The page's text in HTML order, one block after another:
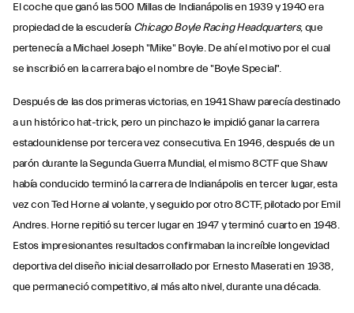
El coche que ganó las 500 Millas de Indianápolis en 1939 y 1940 era
propiedad de la escudería ChicagoBoyle Racing Headquarters, que
pertenecía a Michael Joseph "Mike" Boyle. De ahí el motivo por el cual
se inscribió en la carrera bajo el nombre de "Boyle Special".
Después de las dos primeras victorias, en 1941 Shaw parecía destinado
a un histórico hat-trick, pero un pinchazo le impidió ganar la carrera
estadounidense por tercera vez consecutiva. En 1946, después de un
parón durante la Segunda Guerra Mundial, el mismo 8CTF que Shaw
había conducido terminó la carrera de Indianápolis en tercer lugar, esta
vez con Ted Horne al volante, y seguido por otro 8CTF, pilotado por Emil
Andres. Horne repitió su tercer lugar en 1947 y terminó cuarto en 1948.
Estos impresionantes resultados confirmaban la increíble longevidad
deportiva del diseño inicial desarrollado por Ernesto Maserati en 1938,
que permaneció competitivo, al más alto nivel, durante una década.